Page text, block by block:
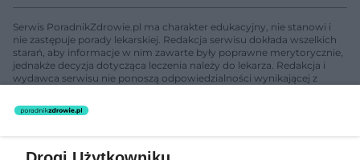
Serwis PoradnikZdrowie.pl ma charakter edukacyjny, nie stanowi i
nie zastępuje porady lekarskiej. Redakcja serwisu dokłada wszelkich
starań, aby informacje w nim zawarte były poprawne merytorycznie,
jednakże decyzja dotycząca leczenia należy do lekarza. Redakcja i
wydawca serwisu nie ponoszą odpowiedzialności wynikającej z
nie prowadzi działalności leczniczej polegającej na udzielaniu
świadczeń zdrowotnych w rozumieniu art. 3 ust 1 ustawy o